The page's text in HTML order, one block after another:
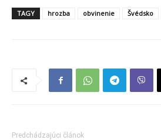
TAGY hrozba obvinenie Švédsko
Predchádzajúci článok